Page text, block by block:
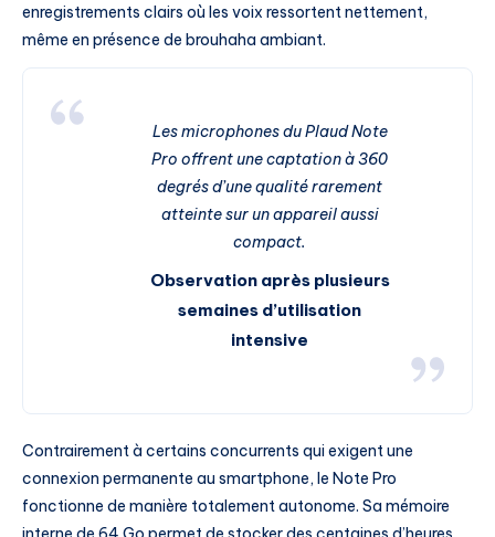
enregistrements clairs où les voix ressortent nettement,
même en présence de brouhaha ambiant.
Les microphones du Plaud Note
Pro offrent une captation à 360
degrés d’une qualité rarement
atteinte sur un appareil aussi
compact.
Observation après plusieurs
semaines d’utilisation
intensive
Contrairement à certains concurrents qui exigent une
connexion permanente au smartphone, le Note Pro
fonctionne de manière totalement autonome. Sa mémoire